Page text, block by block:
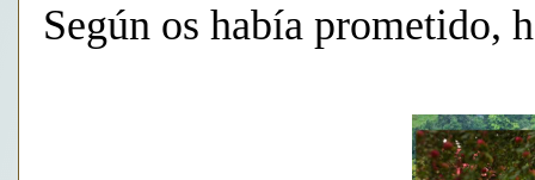
Según os había prometido,